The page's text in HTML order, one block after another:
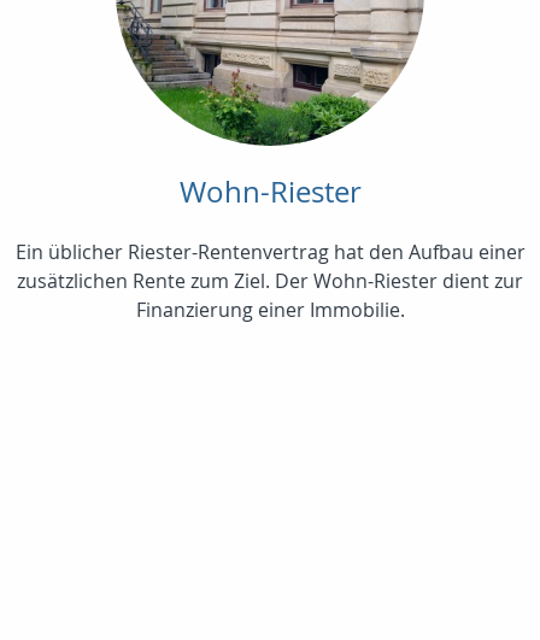
Wohn-Riester
Ein üblicher Riester-Rentenvertrag hat den Aufbau einer
zusätzlichen Rente zum Ziel. Der Wohn-Riester dient zur
Finanzierung einer Immobilie.